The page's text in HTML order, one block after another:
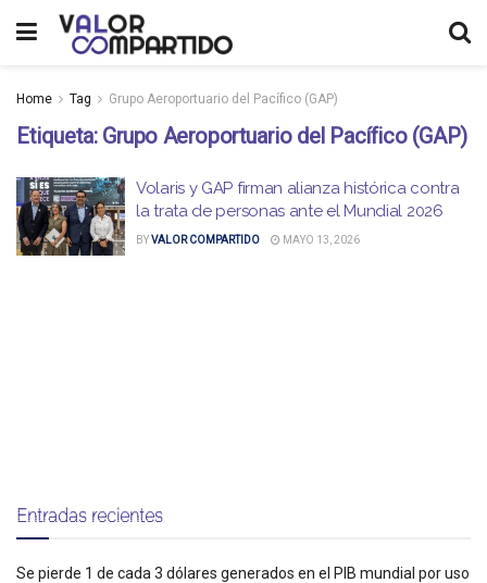
Home Tag Grupo Aeroportuario del Pacífico (GAP)
Etiqueta: Grupo Aeroportuario del Pacífico (GAP)
Volaris y GAP firman alianza histórica contra
la trata de personas ante el Mundial 2026
BYVALOR COMPARTIDO MAYO 13, 2026
Entradas recientes
Se pierde 1 de cada 3 dólares generados en el PIB mundial por uso